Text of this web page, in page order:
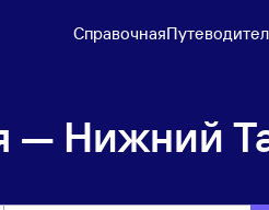
Справочная
— Нижний